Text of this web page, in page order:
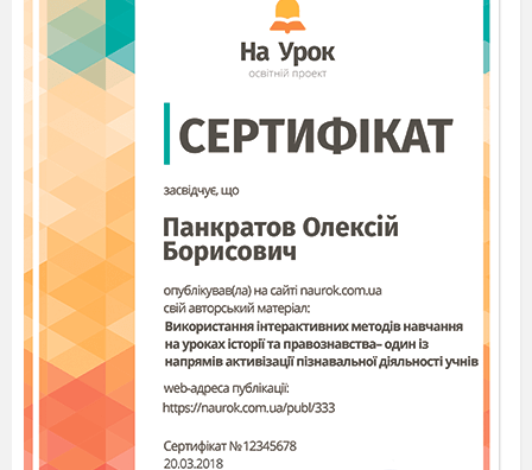
буквою
. Під керівництвом учителя учні
аналізують, з яких елементів складається
ця літера. Звертають увагу на стрілочки, які
показують напрямок руху олівця під час
друкування букви. На що схожа буква .
Друкування букви в зошиті.
9. Робота в групах.
Визначення місця букви у словах.